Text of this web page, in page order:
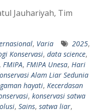
Jauhariyah, Tim
, Varia 2025,
Konservasi, data science,
, FMIPA, FMIPA Unesa, Hari
Alam Liar Sedunia
hayati, Kecerdasan
, konservasi satwa
, Sains, satwa liar,